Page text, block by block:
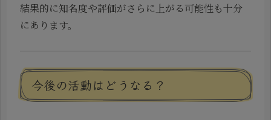
結果的に知名度や評価がさらに上がる可能性も十分
にあります。
今後の活動はどうなる？